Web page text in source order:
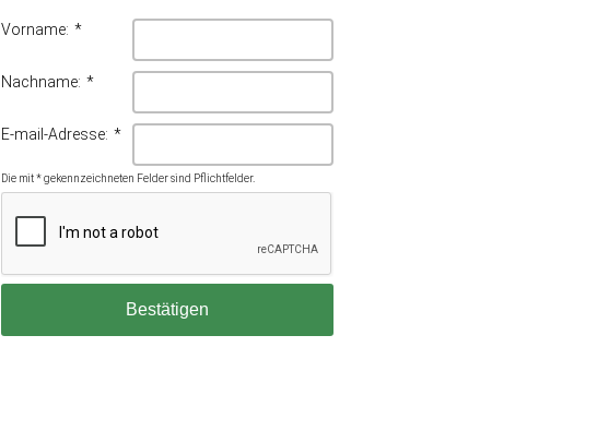
Vorname: *
Nachname: *
E-mail-Adresse: *
Die mit * gekennzeichneten Felder sind Pflichtfelder.